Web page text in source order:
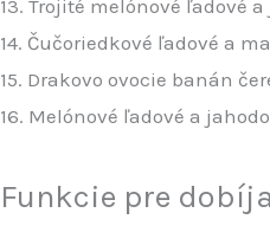
13. Trojité melónové ľadové
14. Čučoriedkové ľadové a
15. Drakovo ovocie banán
16. Melónové ľadové a
Funkcie pre